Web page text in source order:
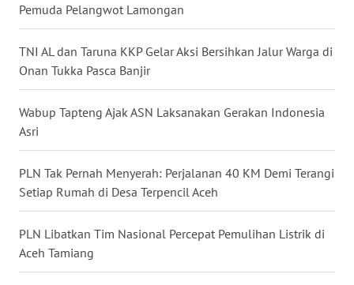
Pemuda Pelangwot Lamongan
TNI AL dan Taruna KKP Gelar Aksi Bersihkan Jalur Warga di
Onan Tukka Pasca Banjir
Wabup Tapteng Ajak ASN Laksanakan Gerakan Indonesia
Asri
PLN Tak Pernah Menyerah: Perjalanan 40 KM Demi Terangi
Setiap Rumah di Desa Terpencil Aceh
PLN Libatkan Tim Nasional Percepat Pemulihan Listrik di
Aceh Tamiang
WN
KALTENG
WN